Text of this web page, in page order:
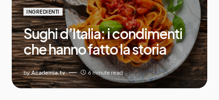
INGREDIENTI
Sughi d’Italia: i condimenti
che hanno fatto la storia
by Academia.tv 6 minute read